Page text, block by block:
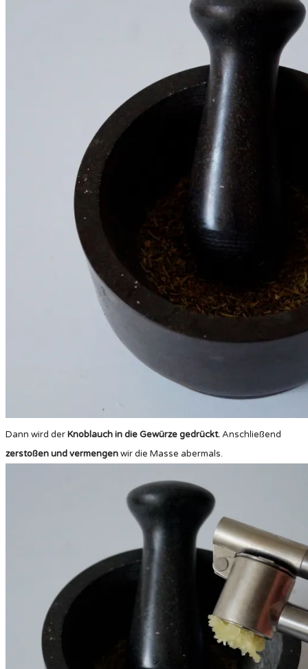
Dann wird derKnoblauch in die Gewürze gedrückt.Anschließend
zerstoßen und vermengenwir die Masse abermals.